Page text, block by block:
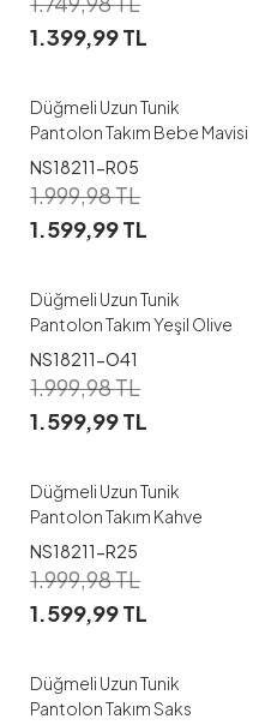
1.399,99TL
M L XL
Düğmeli Uzun Tunik
Pantolon Takım Bebe Mavisi
NS18211-R05
1.999,98TL
1.599,99TL
M L
Düğmeli Uzun Tunik
Pantolon Takım Yeşil Olive
NS18211-O41
1.999,98TL
1.599,99TL
M L XL
Düğmeli Uzun Tunik
Pantolon Takım Kahve
NS18211-R25
1.999,98TL
1.599,99TL
M L XL
Düğmeli Uzun Tunik
Pantolon Takım Saks